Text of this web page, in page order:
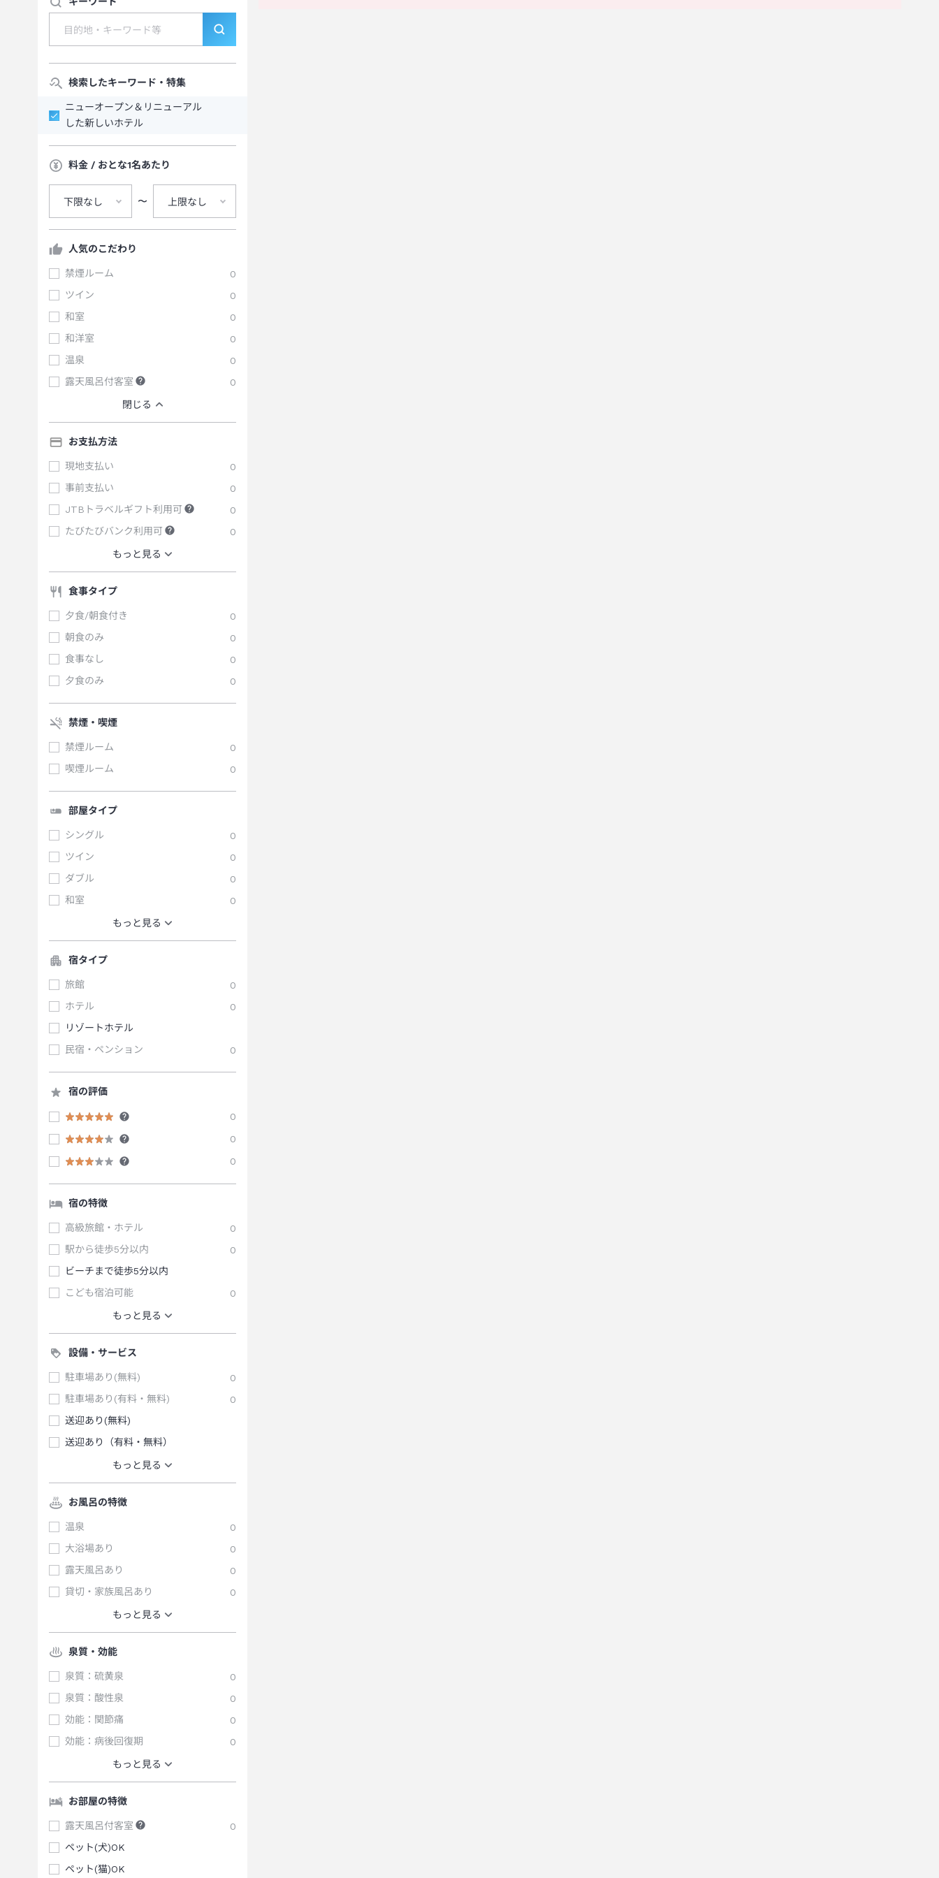
検索したキーワード・特集
ニューオープン＆リニューアル
した新しいホテル
料金 / おとな1名あたり
下限なし 〜 上限なし
人気のこだわり
禁煙ルーム
0
ツイン
0
和室
0
和洋室
0
温泉
0
露天風呂付客室
0
閉じる
お支払方法
現地支払い
0
事前支払い
0
JTBトラベルギフト利用可
0
たびたびバンク利用可
0
もっと見る
食事タイプ
夕食/朝食付き
0
朝食のみ
0
食事なし
0
夕食のみ
0
禁煙・喫煙
禁煙ルーム
0
喫煙ルーム
0
部屋タイプ
シングル
0
ツイン
0
ダブル
0
和室
0
もっと見る
宿タイプ
旅館
0
ホテル
0
リゾートホテル
民宿・ペンション
0
宿の評価
0
0
0
宿の特徴
高級旅館・ホテル
0
駅から徒歩5分以内
0
ビーチまで徒歩5分以内
こども宿泊可能
0
もっと見る
設備・サービス
駐車場あり(無料)
0
駐車場あり(有料・無料)
0
送迎あり(無料)
送迎あり（有料・無料）
もっと見る
お風呂の特徴
温泉
0
大浴場あり
0
露天風呂あり
0
貸切・家族風呂あり
0
もっと見る
泉質・効能
泉質：硫黄泉
0
泉質：酸性泉
0
効能：関節痛
0
効能：病後回復期
0
もっと見る
お部屋の特徴
露天風呂付客室
0
ペット(犬)OK
ペット(猫)OK